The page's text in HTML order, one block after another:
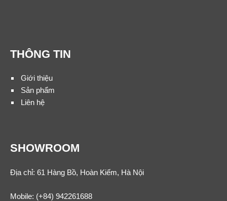
THÔNG TIN
Giới thiệu
Sản phẩm
Liên hệ
SHOWROOM
Địa chỉ: 61 Hàng Bồ, Hoàn Kiếm, Hà Nội
Mobile: (+84) 942261688